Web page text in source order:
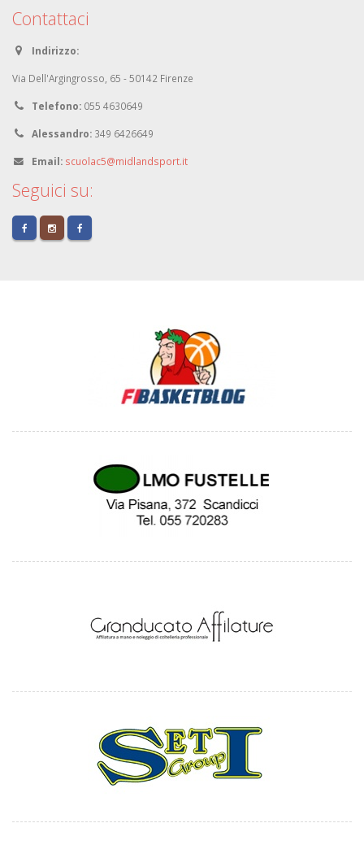
Contattaci
Indirizzo:
Via Dell'Argingrosso, 65 - 50142 Firenze
Telefono: 055 4630649
Alessandro: 349 6426649
Email: scuolac5@midlandsport.it
Seguici su: